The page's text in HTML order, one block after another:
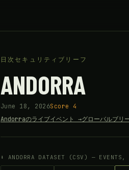
日次セキュリティブリーフ
ANDORRA
June 18, 2026Score 4
Andorraのライブイベント →グローバルブリ
⬇ ANDORRA DATASET (CSV) —